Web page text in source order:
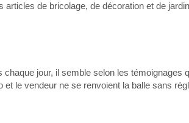
de bricolage, de décoration et de
jour, il semble selon les témoignages
le vendeur ne se renvoient la balle sans